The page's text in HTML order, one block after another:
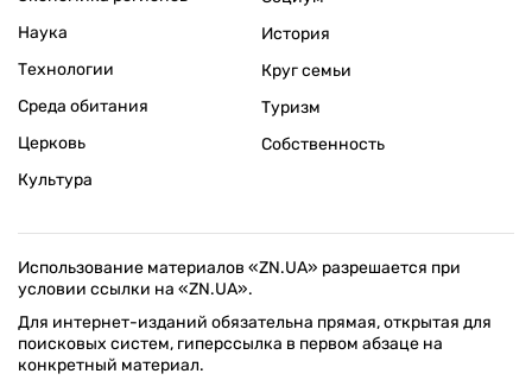
Наука
Технологии
Среда обитания
Церковь
Культура
История
Круг семьи
Туризм
Собственность
Использование материалов «ZN.UA» разрешается при
условии ссылки на «ZN.UA».
Для интернет-изданий обязательна прямая, открытая для
поисковых систем, гиперссылка в первом абзаце на
конкретный материал.